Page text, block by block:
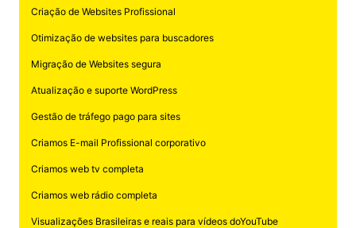
Criação de Websites Profissional
Otimização de websites para buscadores
Migração de Websites segura
Atualização e suporte WordPress
Gestão de tráfego pago para sites
Criamos E-mail Profissional corporativo
Criamos web tv completa
Criamos web rádio completa
Visualizações Brasileiras e reais para vídeos doYouTube